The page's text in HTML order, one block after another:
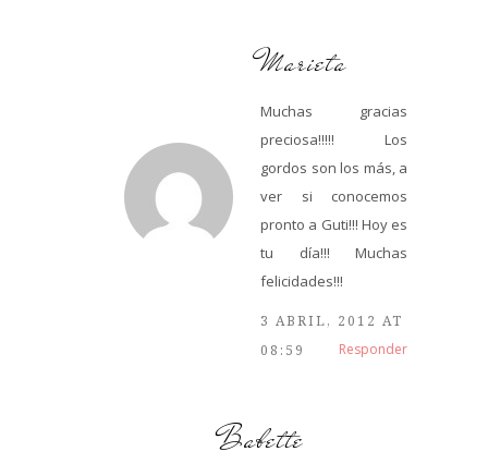
Marieta
Muchas gracias
preciosa!!!!! Los
gordos son los más, a
ver si conocemos
pronto a Guti!!! Hoy es
tu día!!! Muchas
felicidades!!!
3 ABRIL, 2012 AT
08:59
Responder
Babette